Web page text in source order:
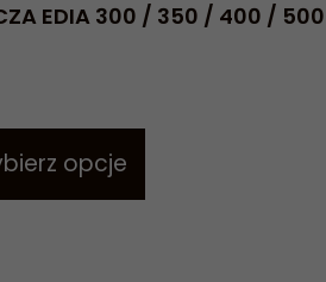
EDIA 300 / 350 / 400 /
opcje